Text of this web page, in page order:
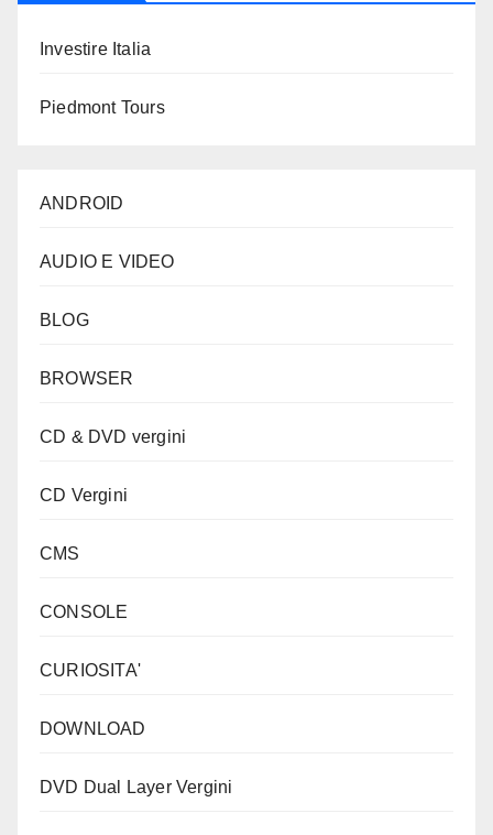
Investire Italia
Piedmont Tours
ANDROID
AUDIO E VIDEO
BLOG
BROWSER
CD & DVD vergini
CD Vergini
CMS
CONSOLE
CURIOSITA'
DOWNLOAD
DVD Dual Layer Vergini